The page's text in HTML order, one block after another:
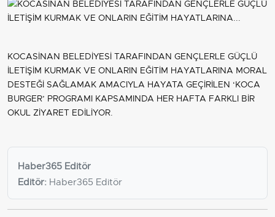
KOCASİNAN BELEDİYESİ TARAFINDAN GENÇLERLE GÜÇLÜ
İLETİŞİM KURMAK VE ONLARIN EĞİTİM HAYATLARINA MORAL
DESTEĞİ SAĞLAMAK AMACIYLA HAYATA GEÇİRİLEN ‘KOCA
BURGER’ PROGRAMI KAPSAMINDA HER HAFTA FARKLI BİR
OKUL ZİYARET EDİLİYOR.
Haber365 Editör
Editör: Haber365 Editör